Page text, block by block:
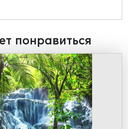
понравиться